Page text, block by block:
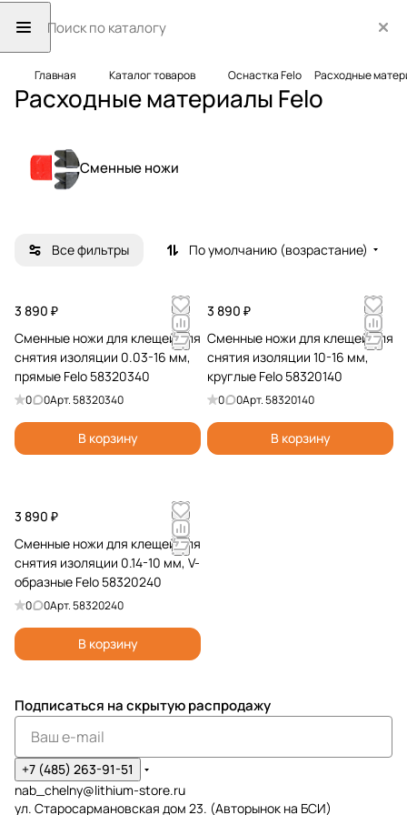
Главная Каталог товаров Оснастка Felo Расходные
Расходные материалы Felo
Сменные ножи
Все фильтры По умолчанию (возрастание)
3 890 ₽
Сменные ножи для клещей для
снятия изоляции 0.03-16 мм,
прямые Felo 58320340
0 0Арт.58320340
В корзину
3 890 ₽
Сменные ножи для клещей для
снятия изоляции 10-16 мм,
круглые Felo 58320140
0 0Арт.58320140
В корзину
3 890 ₽
Сменные ножи для клещей для
снятия изоляции 0.14-10 мм, V-
образные Felo 58320240
0 0Арт.58320240
В корзину
Подписаться на скрытую распродажу
+7 (485) 263-91-51
nab_chelny@lithium-store.ru
ул. Старосармановская дом 23. (Авторынок на БСИ)